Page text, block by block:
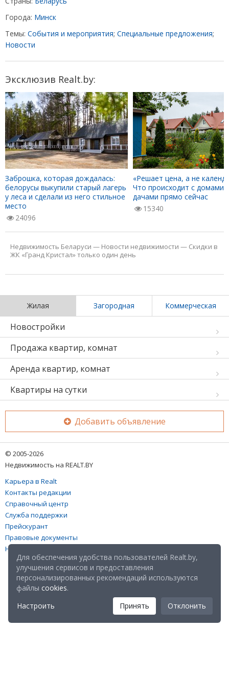
Города: Минск
Темы: События и мероприятия; Специальные предложения;
Новости
Эксклюзив Realt.by:
Заброшка, которая дождалась:
белорусы выкупили старый лагерь
у леса и сделали из него стильное
место
24096
«Решает цена, а не
Что происходит с домами
дачами прямо сейчас
15340
Недвижимость Беларуси — Новости недвижимости — Скидки в
ЖК «Гранд Кристал» только один день
Жилая Загородная Коммерческая
Новостройки
Продажа квартир, комнат
Аренда квартир, комнат
Квартиры на сутки
Добавить объявление
© 2005-2026
Недвижимость на REALT.BY
Карьера в Realt
Контакты редакции
Справочный центр
Служба поддержки
Прейскурант
Правовые документы
Настройка файлов cookies
Для обеспечения удобства пользователей Realt.by,
улучшения сервисов и предоставления
персонализированных рекомендаций используются
файлы cookies.
Настроить
Принять Отклонить